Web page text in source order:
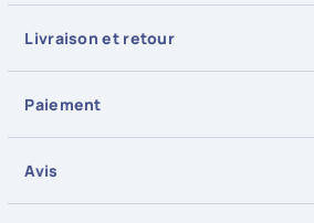
Livraison et retour
aujourd'hui. Livraison économique
Retour possible sous conditions, 14
Paiement
Paypal, Postcard, Postfinance, Twint,
bancaire
Avis